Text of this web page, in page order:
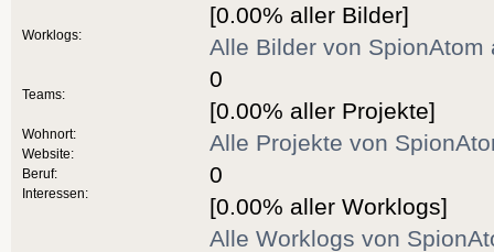
Worklogs:
Teams:
Wohnort:
Website:
Beruf:
Interessen:
[0.00% aller Bilder]
Alle Bilder von SpionAtom
0
[0.00% aller Projekte]
Alle Projekte von
0
[0.00% aller Worklogs]
Alle Worklogs von